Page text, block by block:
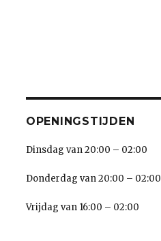
OPENINGSTIJDEN
Dinsdag van 20:00 – 02:00
Donderdag van 20:00 – 02:00
Vrijdag van 16:00 – 02:00